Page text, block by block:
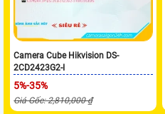
Camera Cube Hikvision DS-
2CD2423G2-I
5%-35%
Giá Gốc: 2,810,000 ₫